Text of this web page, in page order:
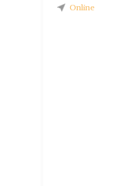
Online